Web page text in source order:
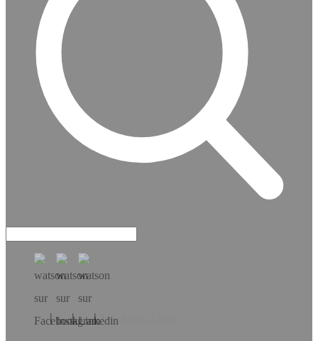
Téléchargez l’app!